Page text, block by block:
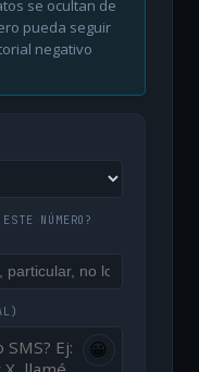
se ocultan de
pueda seguir
negativo
NÚMERO?
😀